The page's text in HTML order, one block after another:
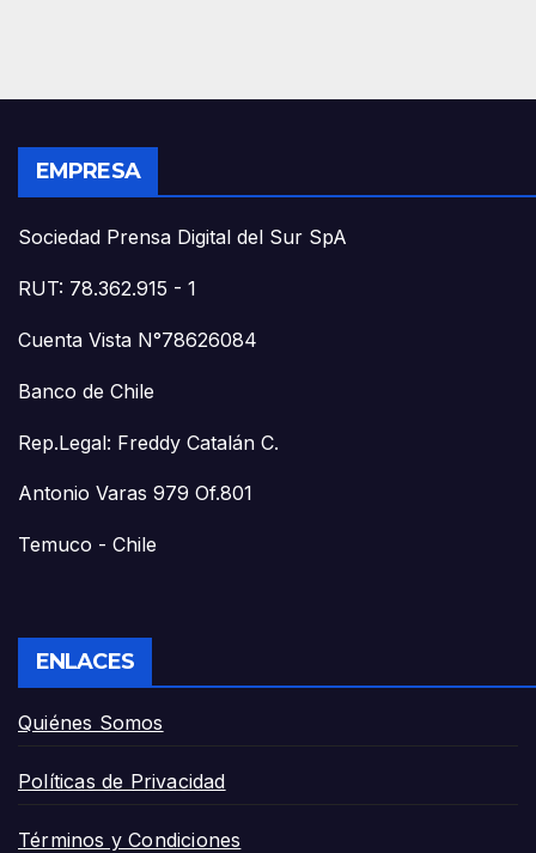
EMPRESA
Sociedad Prensa Digital del Sur SpA
RUT: 78.362.915 - 1
Cuenta Vista N°78626084
Banco de Chile
Rep.Legal: Freddy Catalán C.
Antonio Varas 979 Of.801
Temuco - Chile
ENLACES
Quiénes Somos
Políticas de Privacidad
Términos y Condiciones